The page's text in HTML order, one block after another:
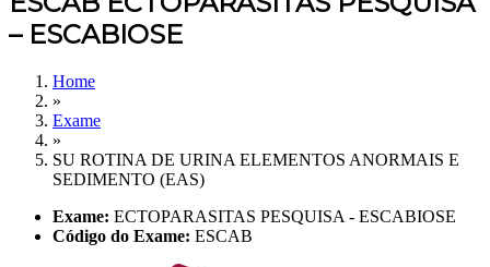
– ESCABIOSE
Home
»
Exame
»
SU ROTINA DE URINA ELEMENTOS ANORMAIS E
SEDIMENTO (EAS)
Exame: ECTOPARASITAS PESQUISA - ESCABIOSE
Código do Exame: ESCAB